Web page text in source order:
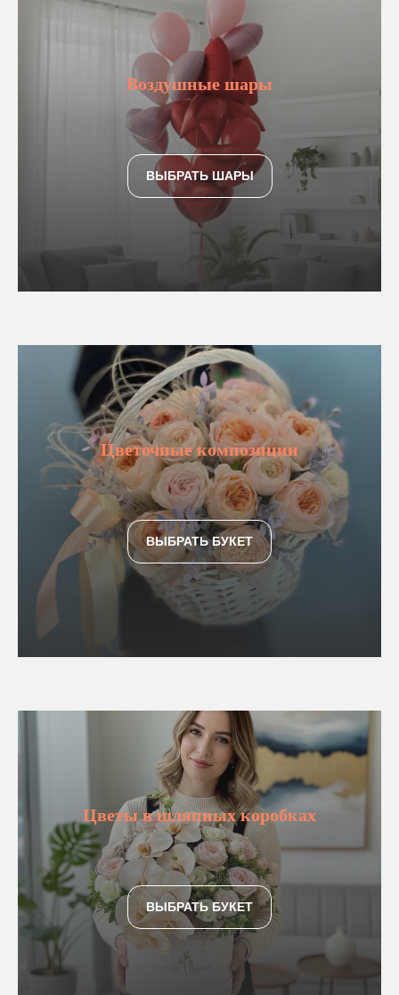
Воздушные шары
ВЫБРАТЬ ШАРЫ
Цветочные композиции
ВЫБРАТЬ БУКЕТ
Цветы в шляпных коробках
ВЫБРАТЬ БУКЕТ